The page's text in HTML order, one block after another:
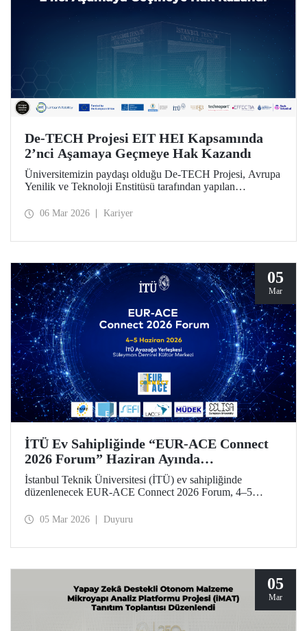
De-TECH Projesi EIT HEI Kapsamında
2’nci Aşamaya Geçmeye Hak Kazandı
Üniversitemizin paydaşı olduğu De-TECH Projesi, Avrupa
Yenilik ve Teknoloji Enstitüsü tarafından yapılan
bulundu.
06 Mar 2026 Kariyer
05
Mar
İTÜ Ev Sahipliğinde “EUR-ACE Connect
2026 Forum” Haziran Ayında
Düzenlenecek
İstanbul Teknik Üniversitesi (İTÜ) ev sahipliğinde
düzenlenecek EUR-ACE Connect 2026 Forum, 4–5
Merkezi’nde mühendislik eğitimi alanında uluslararası
05 Mar 2026 Duyuru
05
Mar